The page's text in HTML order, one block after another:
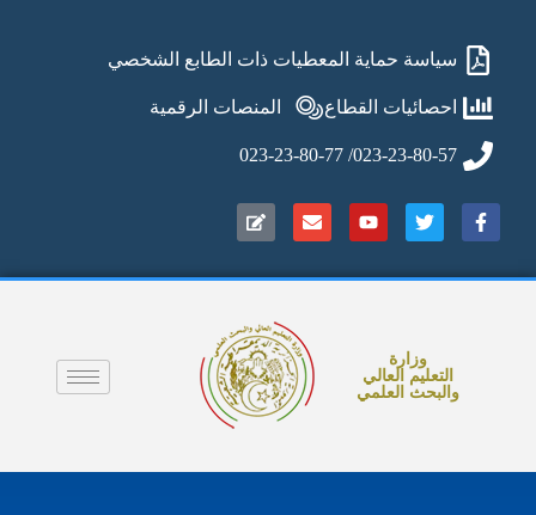
سياسة حماية المعطيات ذات الطابع الشخصي
احصائيات القطاع المنصات الرقمية
023-23-80-57/ 023-23-80-77
وزارة
التعليم العالي
والبحث العلمي